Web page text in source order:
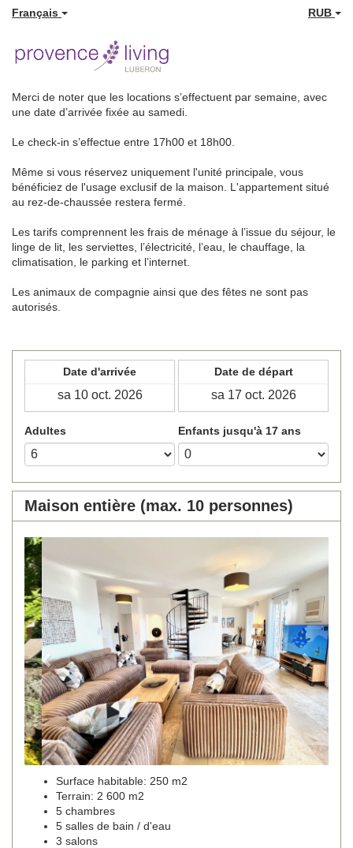
Français RUB
Merci de noter que les locations s’effectuent par semaine, avec
une date d’arrivée fixée au samedi.
Le check-in s’effectue entre 17h00 et 18h00.
Même si vous réservez uniquement l'unité principale, vous
bénéficiez de l'usage exclusif de la maison. L'appartement situé
au rez-de-chaussée restera fermé.
Les tarifs comprennent les frais de ménage à l’issue du séjour, le
linge de lit, les serviettes, l’électricité, l’eau, le chauffage, la
climatisation, le parking et l’internet.
Les animaux de compagnie ainsi que des fêtes ne sont pas
autorisés.
Date d'arrivée Date de départ
Adultes Enfants jusqu'à 17 ans
Maison entière (max. 10 personnes)
Next
Surface habitable: 250 m2
Terrain: 2 600 m2
5 chambres
5 salles de bain / d'eau
3 salons